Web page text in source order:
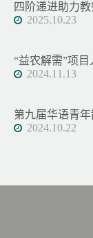
四阶递进助力
2025.10.23
“益农解需”项
2024.11.13
第九届华语青
2024.10.22